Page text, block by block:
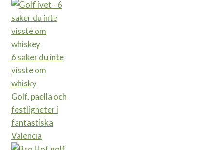
6 saker du inte
visste om
whisky
Golf, paella och
festligheter i
fantastiska
Valencia